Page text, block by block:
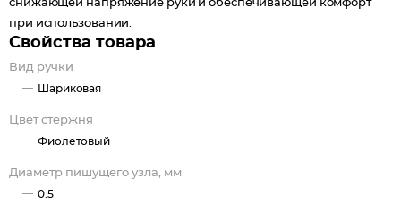
снижающей напряжение руки и обеспечивающей комфорт
при использовании.
Свойства товара
Вид ручки
Шариковая
Цвет стержня
Фиолетовый
Диаметр пишущего узла, мм
0.5